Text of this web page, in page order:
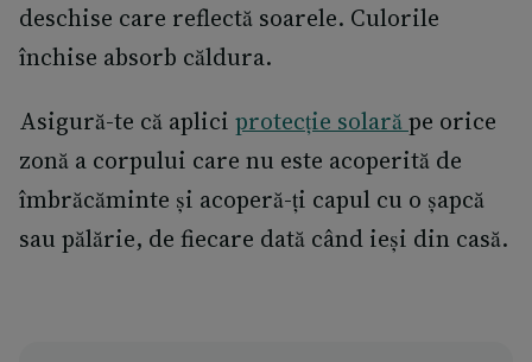
deschise care reflectă soarele. Culorile
închise absorb căldura.
Asigură-te că aplici protecție solarăpe orice
zonă a corpului care nu este acoperită de
îmbrăcăminte și acoperă-ți capul cu o șapcă
sau pălărie, de fiecare dată când ieși din casă.